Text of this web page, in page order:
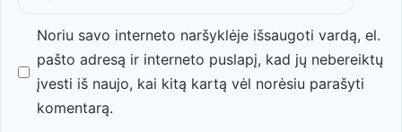
Noriu savo interneto naršyklėje išsaugoti vardą, el.
pašto adresą ir interneto puslapį, kad jų nebereiktų
įvesti iš naujo, kai kitą kartą vėl norėsiu parašyti
komentarą.